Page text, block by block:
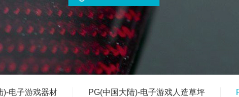
)-电子游戏器材 PG(中国大陆)-电子游戏人造草坪